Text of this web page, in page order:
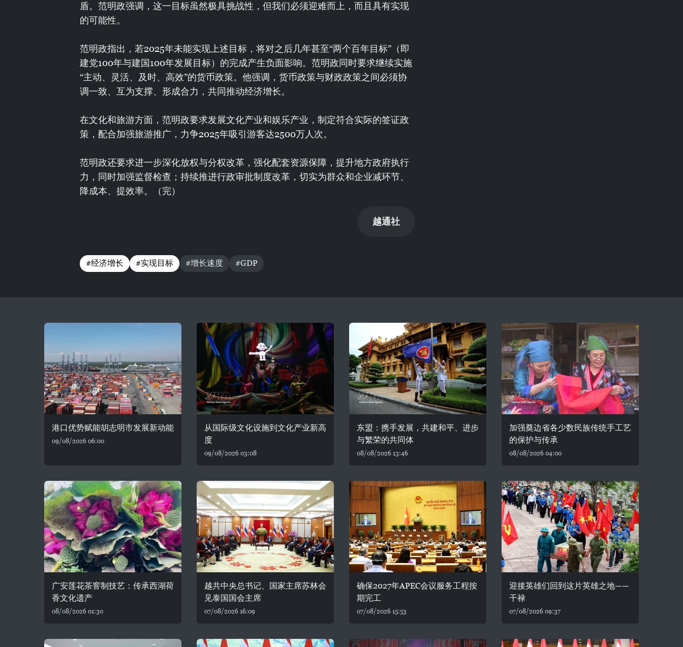
盾。范明政强调，这一目标虽然极具挑战性，但我们必须迎难而上，而且具有实现
的可能性。
范明政指出，若2025年未能实现上述目标，将对之后几年甚至“两个百年目标”（即
建党100年与建国100年发展目标）的完成产生负面影响。范明政同时要求继续实施
“主动、灵活、及时、高效”的货币政策。他强调，货币政策与财政政策之间必须协
调一致、互为支撑、形成合力，共同推动经济增长。
在文化和旅游方面，范明政要求发展文化产业和娱乐产业，制定符合实际的签证政
策，配合加强旅游推广，力争2025年吸引游客达2500万人次。
范明政还要求进一步深化放权与分权改革，强化配套资源保障，提升地方政府执行
力，同时加强监督检查；持续推进行政审批制度改革，切实为群众和企业减环节、
降成本、提效率。（完）
越通社
#经济增长 #实现目标 #增长速度 #GDP
港口优势赋能胡志明市发展新动能
09/08/2026 06:00
从国际级文化设施到文化产业新高
度
09/08/2026 03:08
东盟：携手发展，共建和平、进步
与繁荣的共同体
08/08/2026 13:46
加强奠边省各少数民族传统手工艺
的保护与传承
08/08/2026 04:00
广安莲花茶窨制技艺：传承西湖荷
香文化遗产
08/08/2026 01:30
越共中央总书记、国家主席苏林会
见泰国国会主席
07/08/2026 16:09
确保2027年APEC会议服务工程按
期完工
07/08/2026 15:53
迎接英雄们回到这片英雄之地——
干禄
07/08/2026 09:37